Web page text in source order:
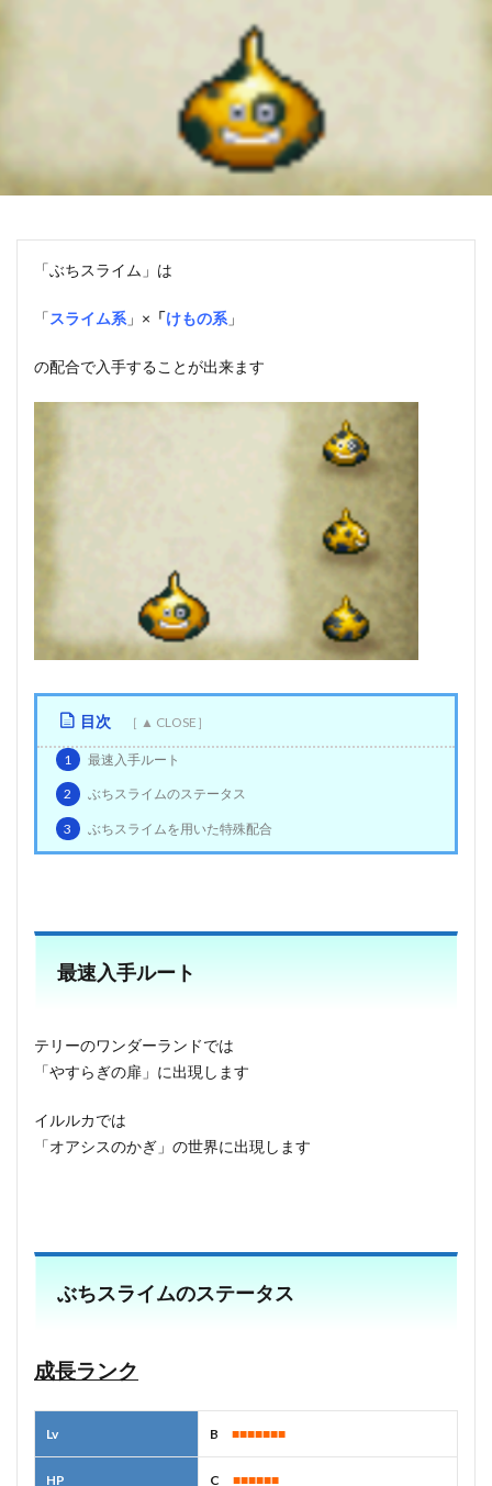
「ぶちスライム」は
「スライム系 」× 「けもの系 」
の配合で入手することが出来ます
目次
1 最速入手ルート
2 ぶちスライムのステータス
3 ぶちスライムを用いた特殊配合
最速入手ルート
テリーのワンダーランドでは
「やすらぎの扉」に出現します
イルルカでは
「オアシスのかぎ」の世界に出現します
ぶちスライムのステータス
成長ランク
Lv B ■■■■■■■
HP C ■■■■■■